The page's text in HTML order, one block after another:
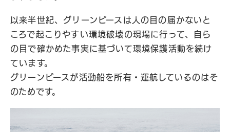
以来半世紀、グリーンピースは人の目の届かないと
ころで起こりやすい環境破壊の現場に行って、自ら
の目で確かめた事実に基づいて環境保護活動を続け
ています。
グリーンピースが活動船を所有・運航しているのはそ
のためです。